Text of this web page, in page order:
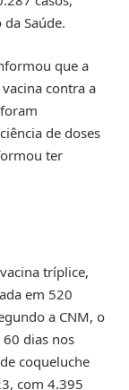
Saúde.
que a
contra a
de doses
ter
tríplice,
em 520
a CNM, o
dias nos
coqueluche
com 4.395